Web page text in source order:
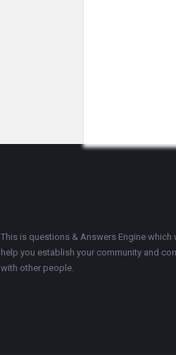
This is questions & Answers Engine which
help you establish your community and
with other people.